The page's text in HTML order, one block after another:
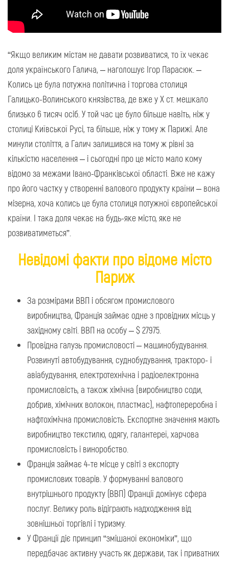
“Якщо великим містам не давати розвиватися, то їх чекає
доля українського Галича, – наголошує Ігор Парасюк. –
Колись це була потужна політична і торгова столиця
Галицько-Волинського князівства, де вже у Х ст. мешкало
близько 6 тисяч осіб. У той час це було більше навіть, ніж у
столиці Київської Русі, та більше, ніж у тому ж Парижі. Але
минули століття, а Галич залишився на тому ж рівні за
кількістю населення – і сьогодні про це місто мало кому
відомо за межами Івано-Франківської області. Вже не кажу
про його частку у створенні валового продукту країни – вона
мізерна, хоча колись це була столиця потужної європейської
країни. І така доля чекає на будь-яке місто, яке не
розвиватиметься”.
Невідомі факти про відоме місто
Париж
За розмірами ВВП і обсягом промислового
виробництва, Франція займає одне з провідних місць у
західному світі. ВВП на особу – $ 27975.
Провідна галузь промисловості – машинобудування.
Розвинуті автобудування, суднобудування, тракторо- і
авіабудування, електротехнічна і радіоелектронна
промисловість, а також хімічна (виробництво соди,
добрив, хімічних волокон, пластмас), нафтопереробна і
нафтохімічна промисловість. Експортне значення мають
виробництво текстилю, одягу, галантереї, харчова
промисловість і виноробство.
Франція займає 4-те місце у світі з експорту
промислових товарів. У формуванні валового
внутрішнього продукту (ВВП) Франції домінує сфера
послуг. Велику роль відіграють надходження від
зовнішньої торгівлі і туризму.
У Франції діє принцип “змішаної економіки”, що
передбачає активну участь як держави, так і приватних